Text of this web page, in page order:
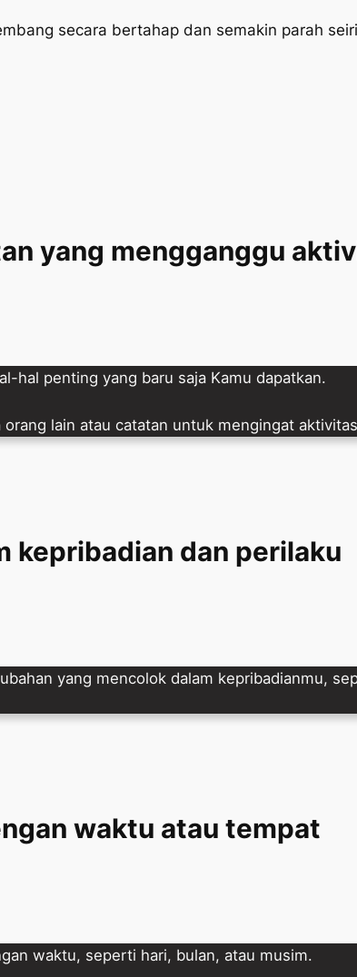
secara bertahap dan semakin parah
yang mengganggu
hal penting yang baru saja Kamu dapatkan.
lain atau catatan untuk mengingat
kepribadian dan perilaku
yang mencolok dalam kepribadianmu,
waktu atau tempat
waktu, seperti hari, bulan, atau musim.